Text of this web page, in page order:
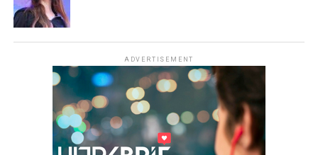
ADVERTISEMENT